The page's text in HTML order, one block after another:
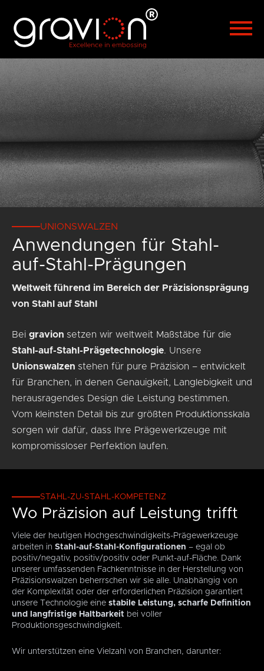
Hrvatski
العربية 漢語
UNIONSWALZEN
Anwendungen für Stahl-
auf-Stahl-Prägungen
Weltweit führend im Bereich der Präzisionsprägung
von Stahl auf Stahl
Bei gravion setzen wir weltweit Maßstäbe für die
Stahl-auf-Stahl-Prägetechnologie. Unsere
Unionswalzen stehen für pure Präzision – entwickelt
für Branchen, in denen Genauigkeit, Langlebigkeit und
herausragendes Design die Leistung bestimmen.
Vom kleinsten Detail bis zur größten Produktionsskala
sorgen wir dafür, dass Ihre Prägewerkzeuge mit
kompromissloser Perfektion laufen.
STAHL-ZU-STAHL-KOMPETENZ
Wo Präzision auf Leistung trifft
Viele der heutigen Hochgeschwindigkeits-Prägewerkzeuge
arbeiten in Stahl-auf-Stahl-Konfigurationen – egal ob
positiv/negativ, positiv/positiv oder Punkt-auf-Fläche. Dank
unserer umfassenden Fachkenntnisse in der Herstellung von
Präzisionswalzen beherrschen wir sie alle. Unabhängig von
der Komplexität oder der erforderlichen Präzision garantiert
unsere Technologie eine stabile Leistung, scharfe Definition
und langfristige Haltbarkeit bei voller
Produktionsgeschwindigkeit.
Wir unterstützen eine Vielzahl von Branchen, darunter: